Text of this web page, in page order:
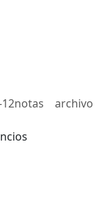
12notas archivo